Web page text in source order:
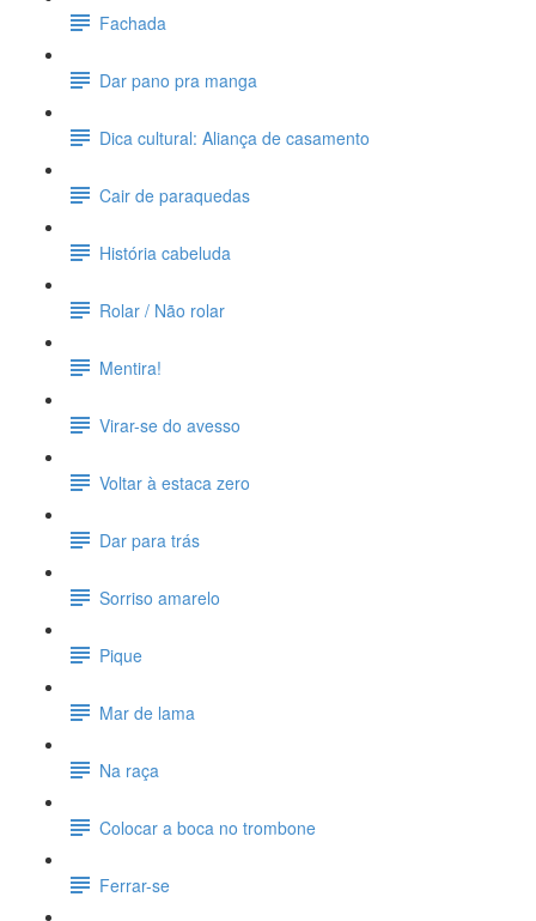
Fachada
Dar pano pra manga
Dica cultural: Aliança de casamento
Cair de paraquedas
História cabeluda
Rolar / Não rolar
Mentira!
Virar-se do avesso
Voltar à estaca zero
Dar para trás
Sorriso amarelo
Pique
Mar de lama
Na raça
Colocar a boca no trombone
Ferrar-se